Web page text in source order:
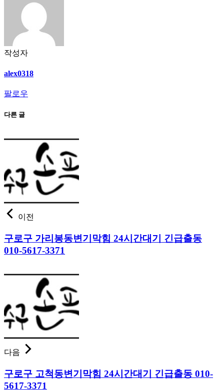
작성자
alex0318
팔로우
다른 글
이전
구로구 가리봉동변기막힘 24시간대기 긴급출동
010-5617-3371
다음
구로구 고척동변기막힘 24시간대기 긴급출동 010-
5617-3371